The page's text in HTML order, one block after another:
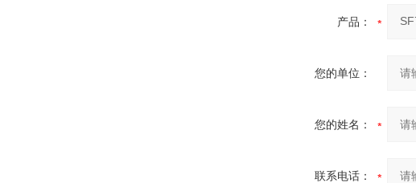
产品：
您的单位：
您的姓名：
联系电话：